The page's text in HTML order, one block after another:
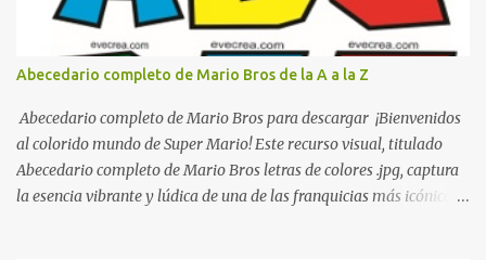
diseño busca combinar funcionalidad y estética, logrando que
cualquier institución educativa proyecte una imagen más
organizada y profesional. ¿Por qué son importantes los letreros
escolares? En una escuela conviven diariamente cientos de
personas. Para quienes visitan la institución por primera vez,
encontrar la biblioteca, la dirección o un aula específica puede
resultar c...
Abecedario completo de Mario Bros de la A a la Z
Abecedario completo de Mario Bros para descargar ¡Bienvenidos
al colorido mundo de Super Mario! Este recurso visual, titulado
Abecedario completo de Mario Bros letras de colores .jpg, captura
la esencia vibrante y lúdica de una de las franquicias más icónicas